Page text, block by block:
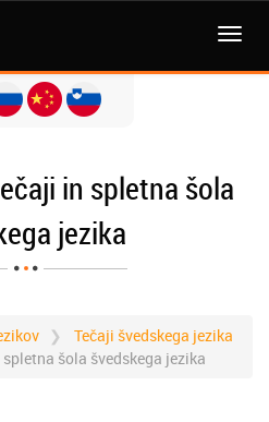
MENI
in spletna šola
jezika
Tečaji švedskega jezika
šola švedskega jezika